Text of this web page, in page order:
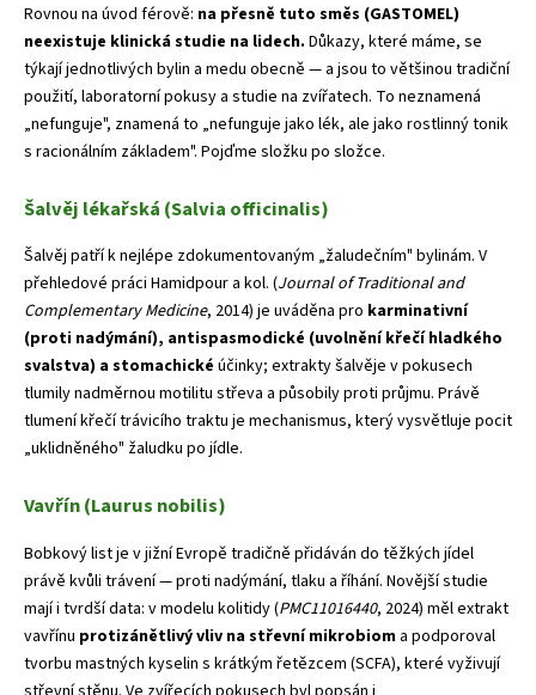
Rovnou na úvod férově: na přesně tuto směs (GASTOMEL)
neexistuje klinická studie na lidech. Důkazy, které máme, se
týkají jednotlivých bylin a medu obecně — a jsou to většinou tradiční
použití, laboratorní pokusy a studie na zvířatech. To neznamená
„nefunguje", znamená to „nefunguje jako lék, ale jako rostlinný tonik
s racionálním základem". Pojďme složku po složce.
Šalvěj lékařská (Salvia officinalis)
Šalvěj patří k nejlépe zdokumentovaným „žaludečním" bylinám. V
přehledové práci Hamidpour a kol. (Journal of Traditional and
Complementary Medicine, 2014) je uváděna pro karminativní
(proti nadýmání), antispasmodické (uvolnění křečí hladkého
svalstva) a stomachické účinky; extrakty šalvěje v pokusech
tlumily nadměrnou motilitu střeva a působily proti průjmu. Právě
tlumení křečí trávicího traktu je mechanismus, který vysvětluje pocit
„uklidněného" žaludku po jídle.
Vavřín (Laurus nobilis)
Bobkový list je v jižní Evropě tradičně přidáván do těžkých jídel
právě kvůli trávení — proti nadýmání, tlaku a říhání. Novější studie
mají i tvrdší data: v modelu kolitidy (PMC11016440, 2024) měl extrakt
vavřínu protizánětlivý vliv na střevní mikrobiom a podporoval
tvorbu mastných kyselin s krátkým řetězcem (SCFA), které vyživují